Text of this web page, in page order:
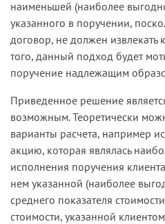
наименьшей (наиболее
указанного в поручении,
договор, не должен извлекать
того, данный подход будет
поручение надлежащим
Приведенное решение
возможным. Теоретически
варианты расчета, например
акцию, которая являлась
исполнения поручения
нем указанной (наиболее
среднего показателя
стоимости, указанной